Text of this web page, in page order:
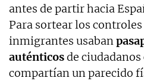
antes de partir hacia
Para sortear los
inmigrantes usaban
auténticosde ciudadanos
compartían un parecido